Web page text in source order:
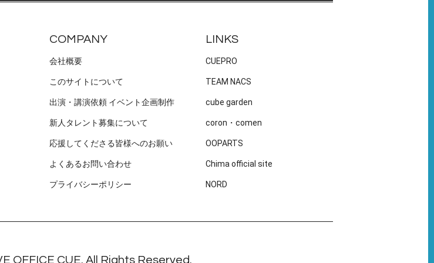
COMPANY
会社概要
このサイトについて
出演・講演依頼 イベント企画制作
新人タレント募集について
応援してくださる皆様へのお願い
よくあるお問い合わせ
プライバシーポリシー
LINKS
CUEPRO
TEAM NACS
cube garden
coron・comen
OOPARTS
Chima official site
NORD
OFFICE CUE. All Rights Reserved.